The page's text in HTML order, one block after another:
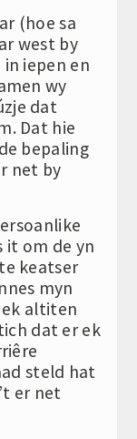
(hoe sa
west by
in iepen en
wy
dat
Dat hie
bepaling
net by
it om de yn
keatser
myn
altiten
dat er ek
steld hat
er net